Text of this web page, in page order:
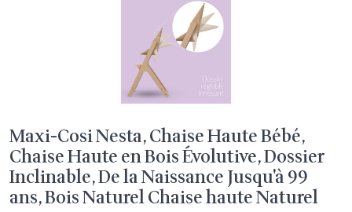
Maxi-Cosi Nesta, Chaise Haute Bébé,
Chaise Haute en Bois Évolutive, Dossier
Inclinable, De la Naissance Jusqu'à 99
ans, Bois Naturel Chaise haute Naturel